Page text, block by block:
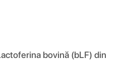
bovină (bLF) din